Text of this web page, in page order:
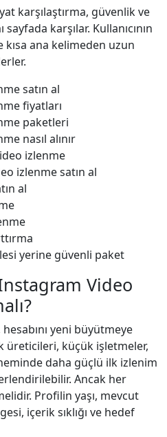
karşılaştırma, güvenlik ve
sayfada karşılar. Kullanıcının
kısa ana kelimeden uzun
satın al
fiyatları
paketleri
nasıl alınır
i̇zlenme
i̇zlenme satın al
al
yerine güvenli paket
Video
yeni büyütmeye
üreticileri, küçük işletmeler,
daha güçlü ilk izlenim
Ancak her
Profilin yaşı, mevcut
içerik sıklığı ve hedef